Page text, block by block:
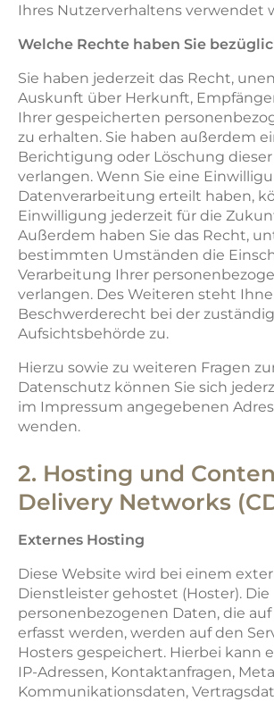
Ihres Nutzerverhaltens verwendet
Welche Rechte haben Sie
Sie haben jederzeit das Recht,
Auskunft über Herkunft,
Ihrer gespeicherten
zu erhalten. Sie haben außerdem
Berichtigung oder Löschung
verlangen. Wenn Sie eine
Datenverarbeitung erteilt haben,
Einwilligung jederzeit für die
Außerdem haben Sie das Recht,
bestimmten Umständen die
Verarbeitung Ihrer
verlangen. Des Weiteren steht
Beschwerderecht bei der
Aufsichtsbehörde zu.
Hierzu sowie zu weiteren Fragen
Datenschutz können Sie sich
im Impressum angegebenen
wenden.
2. Hosting und
Delivery Networks
Externes Hosting
Diese Website wird bei einem
Dienstleister gehostet (Hoster). Die
personenbezogenen Daten, die
erfasst werden, werden auf den
Hosters gespeichert. Hierbei kann
IP-Adressen, Kontaktanfragen,
Kommunikationsdaten,